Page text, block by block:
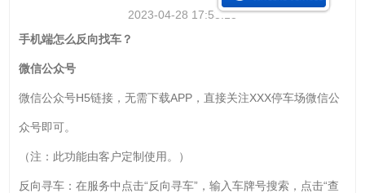
2023-04-28 17:53:13
手机端怎么反向找车？
微信公众号
微信公众号H5链接，无需下载APP，直接关注XXX停车场微信公
众号即可。
（注：此功能由客户定制使用。）
反向寻车：在服务中点击“反向寻车”，输入车牌号搜索，点击“查